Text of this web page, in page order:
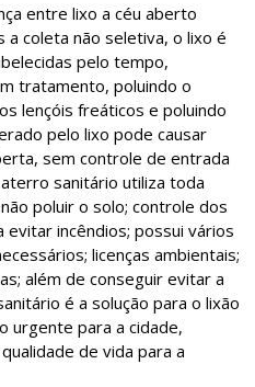
entre lixo a céu aberto
a coleta não seletiva, o lixo é
pelo tempo,
tratamento, poluindo o
lençóis freáticos e poluindo
pelo lixo pode causar
sem controle de entrada
sanitário utiliza toda
poluir o solo; controle dos
incêndios; possui vários
licenças ambientais;
além de conseguir evitar a
é a solução para o lixão
urgente para a cidade,
de vida para a